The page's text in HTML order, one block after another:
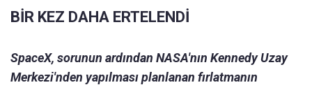
BİR KEZ DAHA ERTELENDİ
SpaceX, sorunun ardından NASA'nın Kennedy Uzay
Merkezi'nden yapılması planlanan fırlatmanın